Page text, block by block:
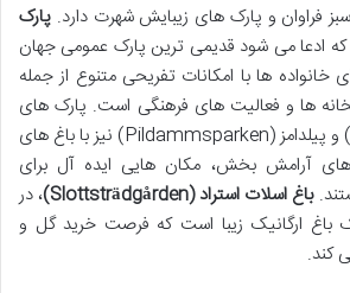
فراوان و پارک های زیبایش شهرت دارد. پارک
که ادعا می شود قدیمی ترین پارک عمومی جهان
ها با امکانات تفریحی متنوع از جمله
ها و فعالیت های فرهنگی است. پارک های
کونگ (Kungsparken) و پیلدامز (Pildammsparken) نیز با باغ های
آرامش بخش، مکان هایی ایده آل برای
باغ اسلات استراد (Slottsträdgården)
، در
باغ ارگانیک زیبا است که فرصت خرید گل و
کند.